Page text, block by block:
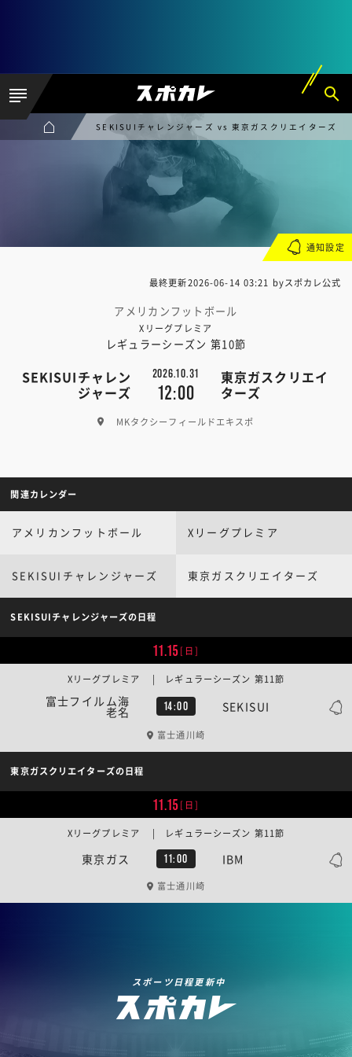
SEKISUIチャレンジャーズ vs 東京ガスクリエイターズ
最終更新2026-06-14 03:21 byスポカレ公式
アメリカンフットボール
Xリーグプレミア
レギュラーシーズン 第10節
SEKISUIチャレン
ジャーズ
2026.10.31
12:00
東京ガスクリエイ
ターズ
MKタクシーフィールドエキスポ
通知設定
関連カレンダー
アメリカンフットボール Xリーグプレミア
SEKISUIチャレンジャーズ 東京ガスクリエイターズ
SEKISUIチャレンジャーズの日程
11.15[日]
富士フイルム海
老名 14:00 SEKISUI
Xリーグプレミア | レギュラーシーズン 第11節
富士通川崎
東京ガスクリエイターズの日程
11.15[日]
東京ガス 11:00 IBM
Xリーグプレミア | レギュラーシーズン 第11節
富士通川崎
スポーツ日程更新中